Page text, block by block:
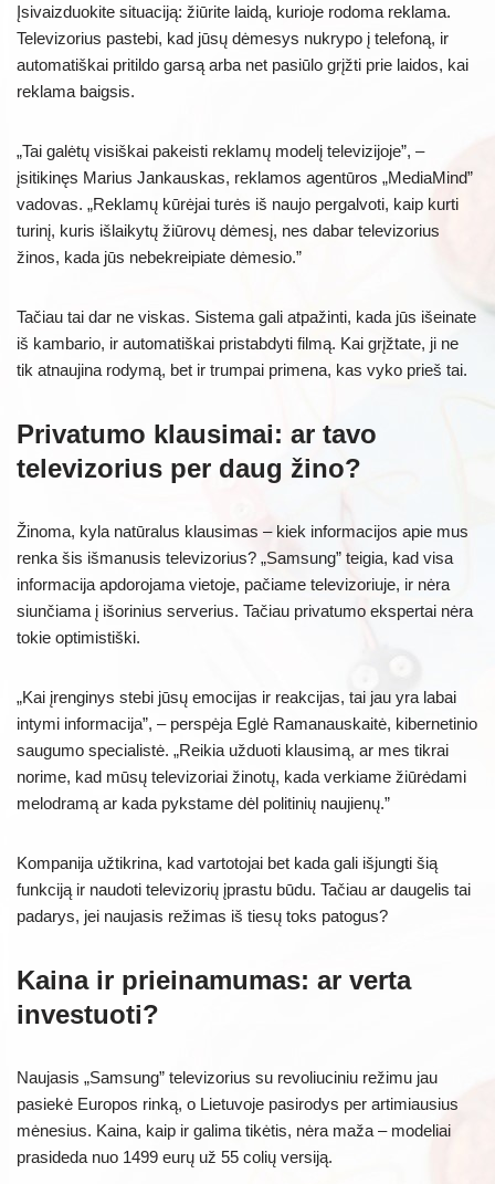
Įsivaizduokite situaciją: žiūrite laidą, kurioje rodoma reklama.
Televizorius pastebi, kad jūsų dėmesys nukrypo į telefoną, ir
automatiškai pritildo garsą arba net pasiūlo grįžti prie laidos, kai
reklama baigsis.
„Tai galėtų visiškai pakeisti reklamų modelį televizijoje”, –
įsitikinęs Marius Jankauskas, reklamos agentūros „MediaMind”
vadovas. „Reklamų kūrėjai turės iš naujo pergalvoti, kaip kurti
turinį, kuris išlaikytų žiūrovų dėmesį, nes dabar televizorius
žinos, kada jūs nebekreipiate dėmesio.”
Tačiau tai dar ne viskas. Sistema gali atpažinti, kada jūs išeinate
iš kambario, ir automatiškai pristabdyti filmą. Kai grįžtate, ji ne
tik atnaujina rodymą, bet ir trumpai primena, kas vyko prieš tai.
Privatumo klausimai: ar tavo
televizorius per daug žino?
Žinoma, kyla natūralus klausimas – kiek informacijos apie mus
renka šis išmanusis televizorius? „Samsung” teigia, kad visa
informacija apdorojama vietoje, pačiame televizoriuje, ir nėra
siunčiama į išorinius serverius. Tačiau privatumo ekspertai nėra
tokie optimistiški.
„Kai įrenginys stebi jūsų emocijas ir reakcijas, tai jau yra labai
intymi informacija”, – perspėja Eglė Ramanauskaitė, kibernetinio
saugumo specialistė. „Reikia užduoti klausimą, ar mes tikrai
norime, kad mūsų televizoriai žinotų, kada verkiame žiūrėdami
melodramą ar kada pykstame dėl politinių naujienų.”
Kompanija užtikrina, kad vartotojai bet kada gali išjungti šią
funkciją ir naudoti televizorių įprastu būdu. Tačiau ar daugelis tai
padarys, jei naujasis režimas iš tiesų toks patogus?
Kaina ir prieinamumas: ar verta
investuoti?
Naujasis „Samsung” televizorius su revoliuciniu režimu jau
pasiekė Europos rinką, o Lietuvoje pasirodys per artimiausius
mėnesius. Kaina, kaip ir galima tikėtis, nėra maža – modeliai
prasideda nuo 1499 eurų už 55 colių versiją.